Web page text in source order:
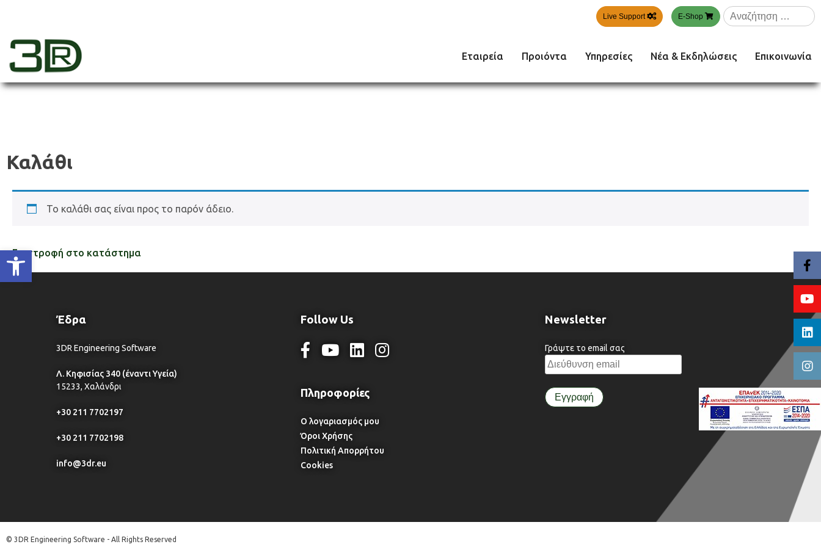
Ανοίξτε τη γραμμή εργαλείων
Live Support E-Shop
Αναζήτηση
για:
3dr
Εταιρεία Προιόντα Υπηρεσίες Νέα & Εκδηλώσεις Επικοινωνία
Καλάθι
Το καλάθι σας είναι προς το παρόν άδειο.
Επιστροφή στο κατάστημα
Έδρα
3DR Engineering Software
Λ. Κηφισίας 340 (έναντι Υγεία)
15233, Χαλάνδρι
+30 211 7702197
+30 211 7702198
info@3dr.eu
Follow Us
Ο λογαριασμός μου
Όροι Χρήσης
Πολιτική Απορρήτου
Cookies
Newsletter
Γράψτε το email σας
© 3DR Engineering Software - All Rights Reserved